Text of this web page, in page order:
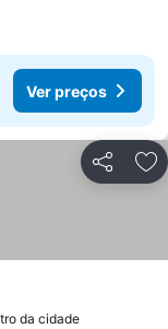
Ver preços
Partilhar
da cidade